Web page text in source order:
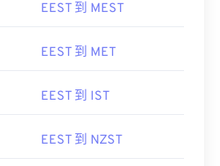
EEST 到 MEST
EEST 到 MET
EEST 到 IST
EEST 到 NZST